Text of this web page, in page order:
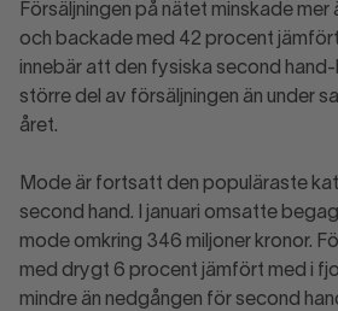
Försäljningen på nätet minskade mer
och backade med 42 procent
innebär att den fysiska second
större del av försäljningen än under
året.
Mode är fortsatt den populäraste
second hand. I januari omsatte
mode omkring 346 miljoner kronor.
med drygt 6 procent jämfört med i
mindre än nedgången för second